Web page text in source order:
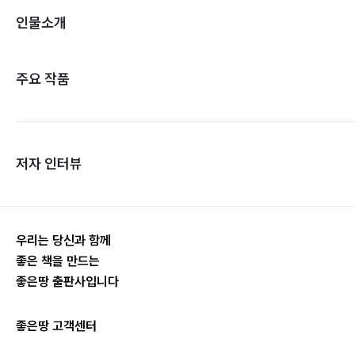
인물소개
주요 작품
저자 인터뷰
우리는 당신과 함께
좋은 책을 만드는
좋은땅 출판사입니다
좋은땅 고객센터